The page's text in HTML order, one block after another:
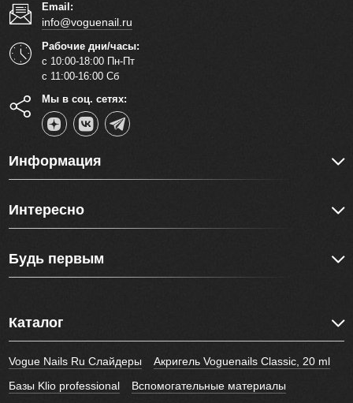
Email:
info@voguenail.ru
Рабочие дни/часы:
с 10:00-18:00 Пн-Пт
с 11:00-16:00 Сб
Мы в соц. сетях:
Информация
Интересно
Будь первым
Каталог
Vogue Nails Ru Слайдеры
Акригель Voguenails Classic, 20 ml
Базы Klio professional
Вспомогательные материалы